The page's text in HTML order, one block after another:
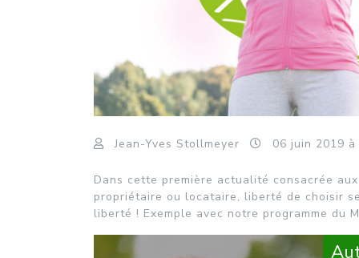
Jean-Yves Stollmeyer 06 juin 2019 à
Dans cette première actualité consacrée
propriétaire ou locataire, liberté de choisir
liberté ! Exemple avec notre programme du